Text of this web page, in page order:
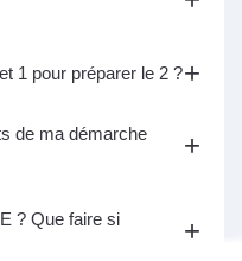
1 pour préparer le 2 ?
de ma démarche
? Que faire si